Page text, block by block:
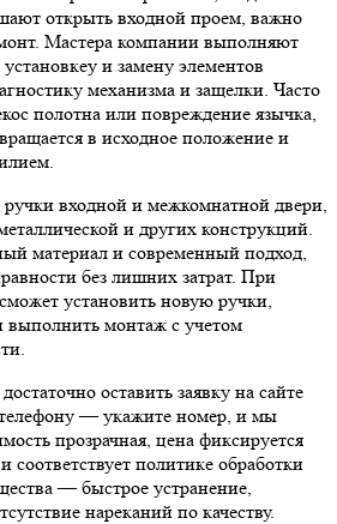
открыть входной проем, важно
Мастера компании выполняют
и замену элементов
механизма и защелки. Часто
полотна или повреждение язычка,
в исходное положение и
входной и межкомнатной двери,
и других конструкций.
материал и современный подход,
без лишних затрат. При
установить новую ручки,
выполнить монтаж с учетом
оставить заявку на сайте
телефону — укажите номер, и мы
прозрачная, цена фиксируется
соответствует политике обработки
— быстрое устранение,
нареканий по качеству.